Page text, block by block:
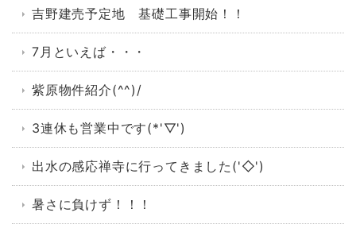
吉野建売予定地 基礎工事開始！！
7月といえば・・・
紫原物件紹介(^^)/
3連休も営業中です(*'▽')
出水の感応禅寺に行ってきました('◇')ゞ
暑さに負けず！！！